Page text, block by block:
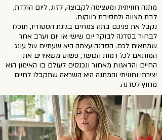
מתנה חוויתית ומעצימה לקבוצה, לזוג, ליום הולדת,
לבת מצווה ולמסיבת רווקות.
נקבל את פניכם בתה צמחים בגינת הסטודיו, תוכלו
לבחור בסדנה לבוקר יום שישי או יום וערב אחר
שמתאים לכם. הסדנה עצמה היא שעתיים של עונג
המותאם לכל רמות הכושר, פשוט משאירים את
החיים והדאגות מאחור ונכנסים לעולם בו האימון הוא
יצירתי וחוויתי והמתנה היא השראה שתקבלו לחיים
מחוץ לסדנה.